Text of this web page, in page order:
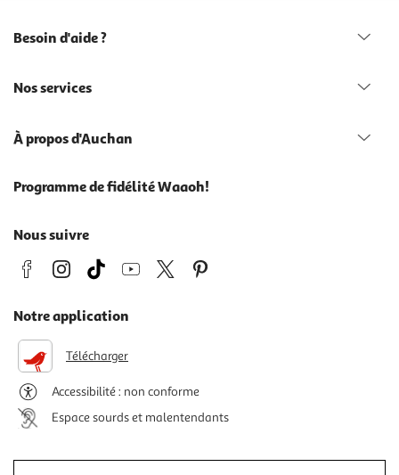
Besoin d'aide ?
Nos services
À propos d'Auchan
Programme de fidélité Waaoh!
Nous suivre
Notre application
Télécharger
Accessibilité : non conforme
Espace sourds et malentendants